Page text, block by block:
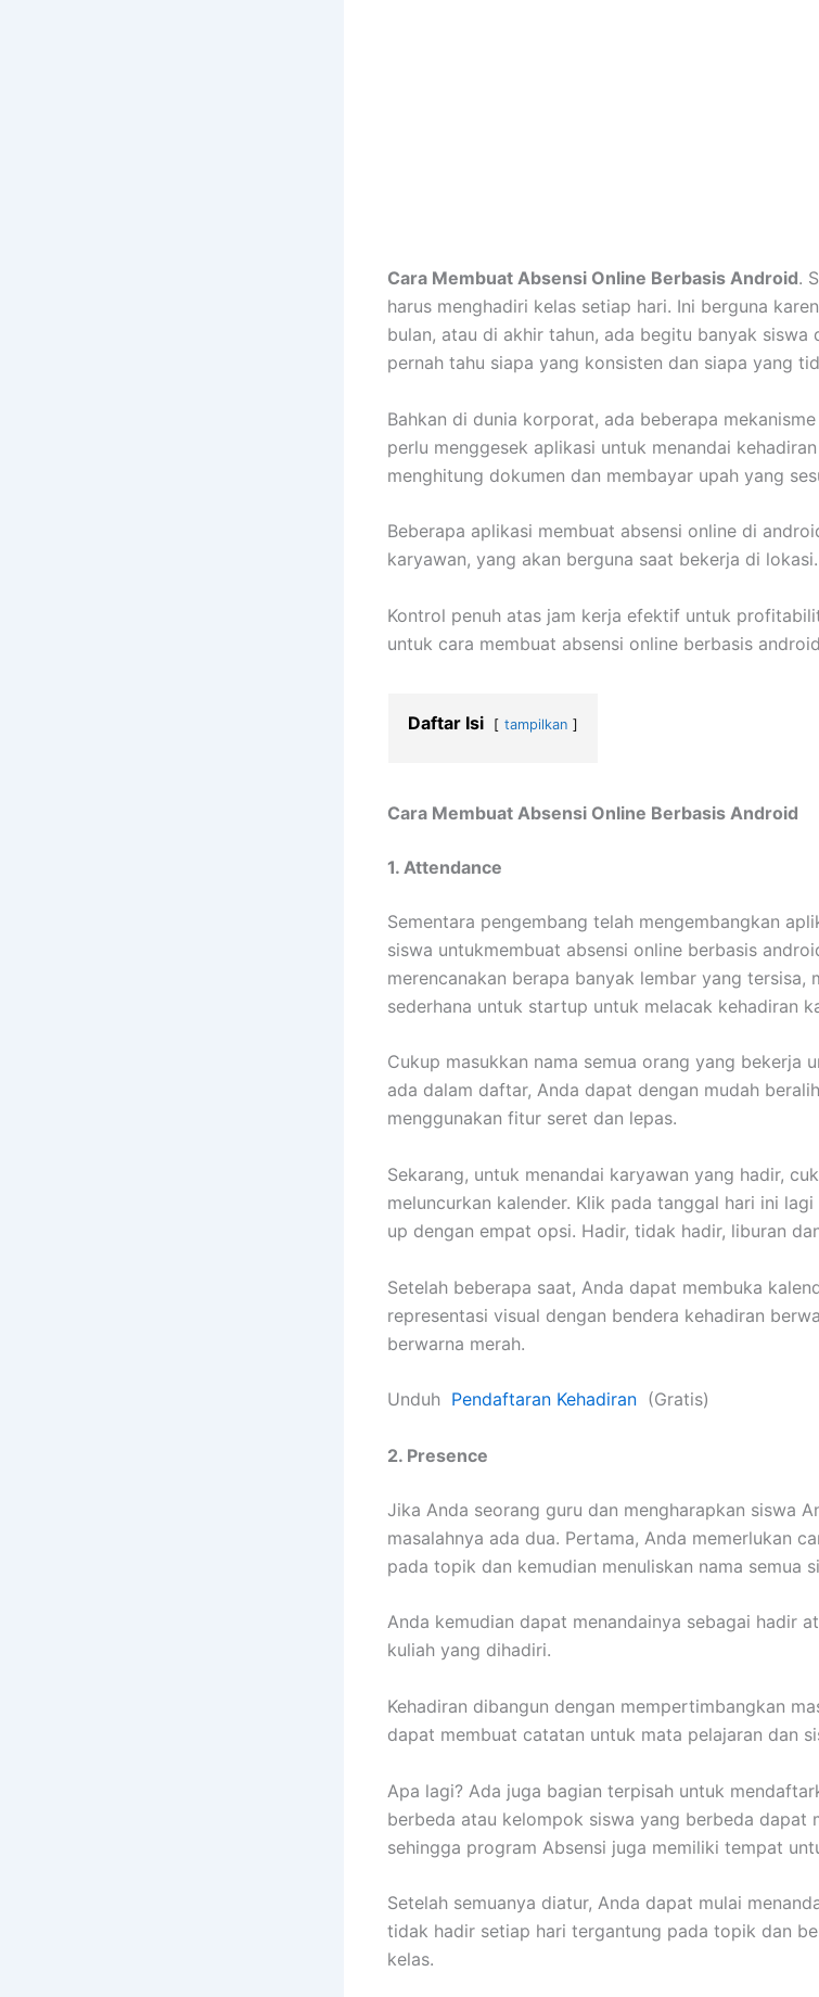
Cara Membuat Absensi Online Berbasis Android.
harus menghadiri kelas setiap hari. Ini berguna
bulan, atau di akhir tahun, ada begitu banyak siswa
pernah tahu siapa yang konsisten dan siapa yang
Bahkan di dunia korporat, ada beberapa
perlu menggesek aplikasi untuk menandai
menghitung dokumen dan membayar upah yang
Beberapa aplikasi membuat absensi online di
karyawan, yang akan berguna saat bekerja di lokasi.
Kontrol penuh atas jam kerja efektif untuk
untuk cara membuat absensi online berbasis
Daftar Isi tampilkan
Cara Membuat Absensi Online Berbasis Android
1. Attendance
Sementara pengembang telah mengembangkan
siswa untukmembuat absensi online berbasis
merencanakan berapa banyak lembar yang tersisa,
sederhana untuk startup untuk melacak kehadiran
Cukup masukkan nama semua orang yang bekerja
ada dalam daftar, Anda dapat dengan mudah
menggunakan fitur seret dan lepas.
Sekarang, untuk menandai karyawan yang hadir,
meluncurkan kalender. Klik pada tanggal hari ini
up dengan empat opsi. Hadir, tidak hadir, liburan
Setelah beberapa saat, Anda dapat membuka
representasi visual dengan bendera kehadiran
berwarna merah.
Unduh Pendaftaran Kehadiran (Gratis)
2. Presence
Jika Anda seorang guru dan mengharapkan siswa
masalahnya ada dua. Pertama, Anda memerlukan
pada topik dan kemudian menuliskan nama semua
Anda kemudian dapat menandainya sebagai hadir
kuliah yang dihadiri.
Kehadiran dibangun dengan mempertimbangkan
dapat membuat catatan untuk mata pelajaran dan
Apa lagi? Ada juga bagian terpisah untuk
berbeda atau kelompok siswa yang berbeda dapat
sehingga program Absensi juga memiliki tempat
Setelah semuanya diatur, Anda dapat mulai
tidak hadir setiap hari tergantung pada topik dan
kelas.